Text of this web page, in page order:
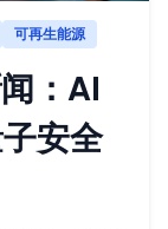
可再生能源
：AI
安全